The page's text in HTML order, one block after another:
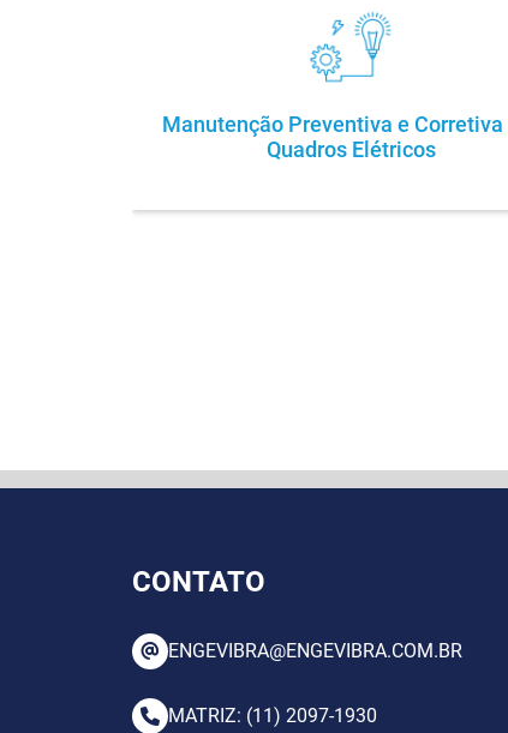
Manutenção Preventiva e Corretiva
Quadros Elétricos
CONTATO
ENGEVIBRA@ENGEVIBRA.COM.BR
MATRIZ: (11) 2097-1930